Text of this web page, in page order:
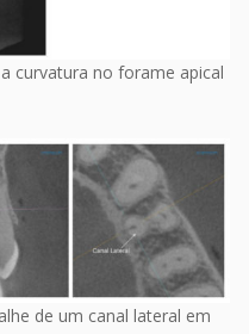
curvatura no forame apical
de um canal lateral em